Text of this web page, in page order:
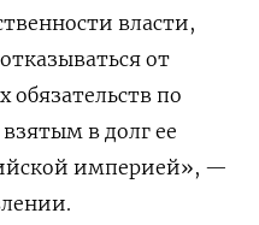
власти,
от
по
в долг ее
империей», —